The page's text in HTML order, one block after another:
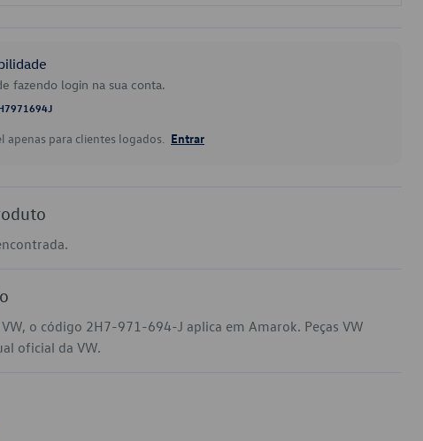
fazendo login na sua conta.
apenas para clientes logados. Entrar
o código 2H7-971-694-J aplica em Amarok. Peças VW
oficial da VW.